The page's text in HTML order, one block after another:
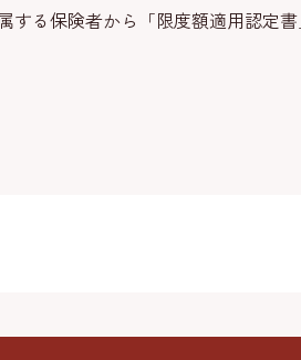
する保険者から「限度額適用認定